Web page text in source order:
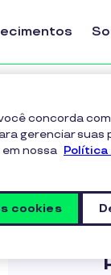
concorda
gerenciar
nossa Política
cookies